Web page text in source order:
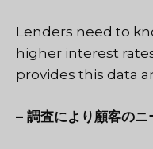
Lenders need to
higher interest
provides this data
– 調査により顧客の